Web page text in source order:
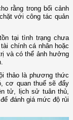
rằng trong bối cảnh
với công tác quản
tại tình trạng chưa
chính cá nhân hoặc
và có thể ảnh hưởng
thảo là phương thức
cơ quan thuế sẽ đẩy
tử, lịch sử tuân thủ,
đánh giá mức độ rủi